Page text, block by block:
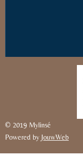
© 2019 Mylinsé
Powered by JouwWeb